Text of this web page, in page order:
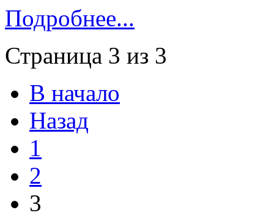
Подробнее...
Страница 3 из 3
В начало
Назад
1
2
3